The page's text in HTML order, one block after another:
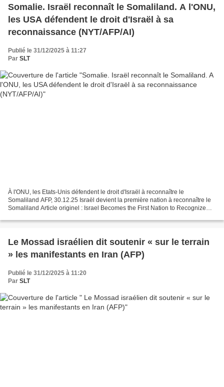
Somalie. Israël reconnaît le Somaliland. A l'ONU,
les USA défendent le droit d'Israël à sa
reconnaissance (NYT/AFP/AI)
Publié le 31/12/2025 à 11:27
Par SLT
À l'ONU, les Etats-Unis défendent le droit d'Israël à reconnaître le
Somaliland AFP, 30.12.25 Israël devient la première nation à reconnaître le
Somaliland Article originel : Israel Becomes the First Nation to Recognize
Le Mossad israélien dit soutenir « sur le terrain
» les manifestants en Iran (AFP)
Publié le 31/12/2025 à 11:20
Par SLT